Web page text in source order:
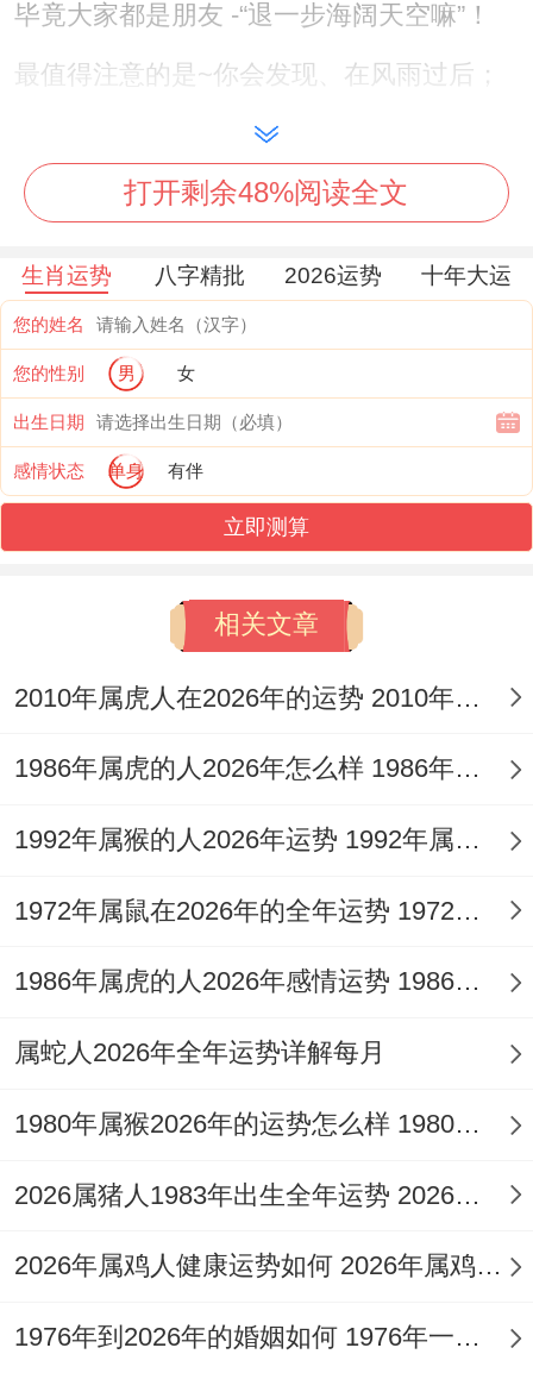
毕竟大家都是朋友 -“退一步海阔天空嘛”！
最值得注意的是~你会发现、在风雨过后；
友情没想到会进一步坚固。
健康运势：注意细节;活力满满,健康方面 在
长时间的学习还有活动 上下会引起疲劳过
度。
“哎；感觉身体不大吃不消啦”.
这时候一定要看合理作息，别频繁地熬夜刷
手机可能写作业。
“吃点健康的不香吗？
跑步。这样不仅能保持好身材，“身体倍儿
棒,吃嘛嘛香”.
比方说还有父母在生活习惯上看法各异~“我
的想法也有道理呀！
你猜怎么着？
行不行就是说？这时候，耐心地还有父母沟
通，显示证明自己的想法，也就没什么东西
家里会有不少温馨的小时刻;一起吃顿好饭
打开剩余48%阅读全文
生肖运势 八字精批 2026运势 十年大运
您的姓名
您的性别 男 女
出生日期
感情状态 单身 有伴
立即测算
相关文章
2010年属虎人在2026年的运势 2010年属虎人2026
1986年属虎的人2026年怎么样 1986年属虎的5位吉利数字
1992年属猴的人2026年运势 1992年属猴人2026年运势及运程
1972年属鼠在2026年的全年运势 1972年属鼠在52岁后的运气
1986年属虎的人2026年感情运势 1986年属虎的人这一生婚姻怎么样
属蛇人2026年全年运势详解每月
1980年属猴2026年的运势怎么样 1980年属猴人2月份运程
2026属猪人1983年出生全年运势 2026属猪人的全年运势
2026年属鸡人健康运势如何 2026年属鸡人的全年运势如何
1976年到2026年的婚姻如何 1976年一生婚姻状况